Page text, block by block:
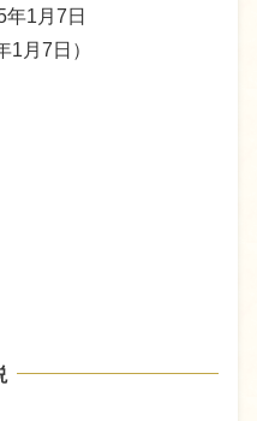
1月7日
1月7日）